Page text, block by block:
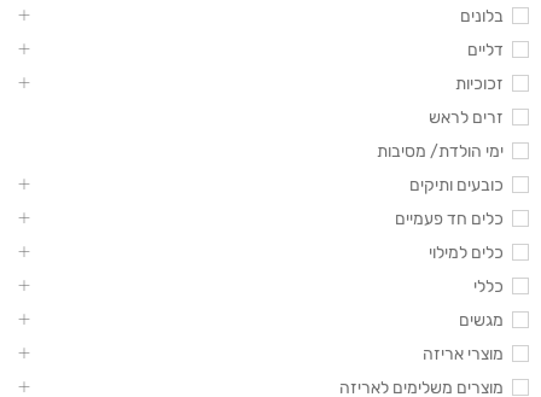
בלונים
דליים
זכוכיות
זרים לראש
ימי הולדת/ מסיבות
כובעים ותיקים
כלים חד פעמיים
כלים למילוי
כללי
מגשים
מוצרי אריזה
מוצרים משלימים לאריזה